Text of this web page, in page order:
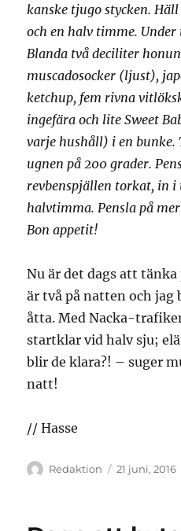
kanske tjugo stycken.
och en halv timme. Under
Blanda två deciliter
muscadosocker (ljust),
ketchup, fem rivna
ingefära och lite Sweet
varje hushåll) i en bunke.
ugnen på 200 grader.
revbenspjällen torkat, in i
halvtimma. Pensla på
Bon appetit!
Nu är det dags att
är två på natten och jag
åtta. Med Nacka-
startklar vid halv sju;
blir de klara?! – suger
natt!
// Hasse
Författare
Redaktion
Publicerat
21 juni, 2016